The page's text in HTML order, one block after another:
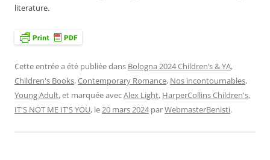
literature.
Cette entrée a été publiée dans Bologna 2024 Children’s & YA,
Children's Books,Contemporary Romance, Nos incontournables,
Young Adult, et marquée avecAlex Light, HarperCollins Children's,
IT'S NOT ME IT'S YOU, le20 mars 2024 parWebmasterBenisti.